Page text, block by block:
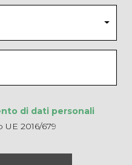
di dati personali
2016/679